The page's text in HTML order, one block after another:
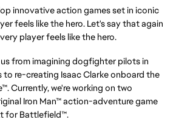
innovative action games set in iconic
feels like the hero. Let's say that again
player feels like the hero.
from imagining dogfighter pilots in
to re-creating Isaac Clarke onboard the
Currently, we're working on two
Iron Man™ action-adventure game
for Battlefield™.